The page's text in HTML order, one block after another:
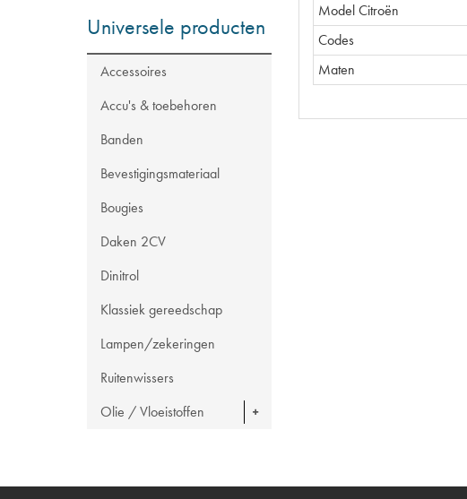
Universele producten
Accessoires
Accu's & toebehoren
Banden
Bevestigingsmateriaal
Bougies
Daken 2CV
Dinitrol
Klassiek gereedschap
Lampen/zekeringen
Ruitenwissers
Olie / Vloeistoffen
Model Citroën
Codes
Maten